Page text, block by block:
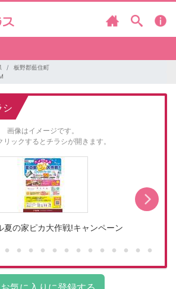
板野郡藍住町
シ
画像はイメージです。
リックするとチラシが開きます。
夏の家ピカ大作戦!キャンペーン